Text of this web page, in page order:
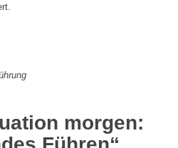
morgen: